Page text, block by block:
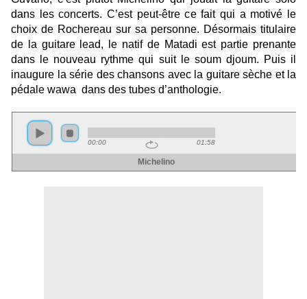
dans les concerts. C’est peut-être ce fait qui a motivé le
choix de Rochereau sur sa personne. Désormais titulaire
de la guitare lead, le natif de Matadi est partie prenante
dans le nouveau rythme qui suit le soum djoum. Puis il
inaugure la série des chansons avec la guitare sèche et la
pédale wawa dans des tubes d’anthologie.